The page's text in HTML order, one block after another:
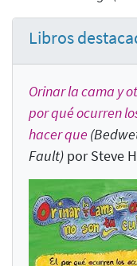
Libros
Orinar la cama y
por qué ocurren
hacer que
Fault) por Steve